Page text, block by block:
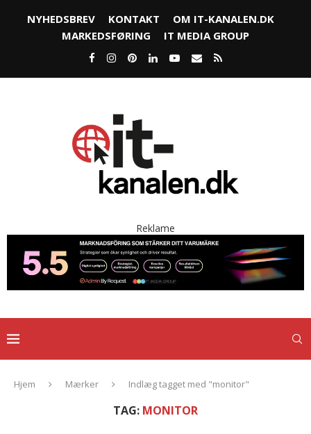
NYHEDSBREV KONTAKT
OM IT-KANALEN.DK
MARKEDSFØRING
IT MEDIA GROUP
Reklame
Hjem Mærker Indlæg tagget med "monitor"
TAG: MONITOR